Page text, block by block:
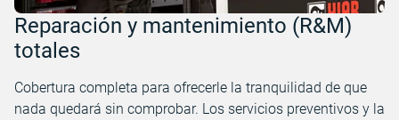
Reparación y mantenimiento (R&M)
totales
Cobertura completa para ofrecerle la tranquilidad de que
nada quedará sin comprobar. Los servicios preventivos y la